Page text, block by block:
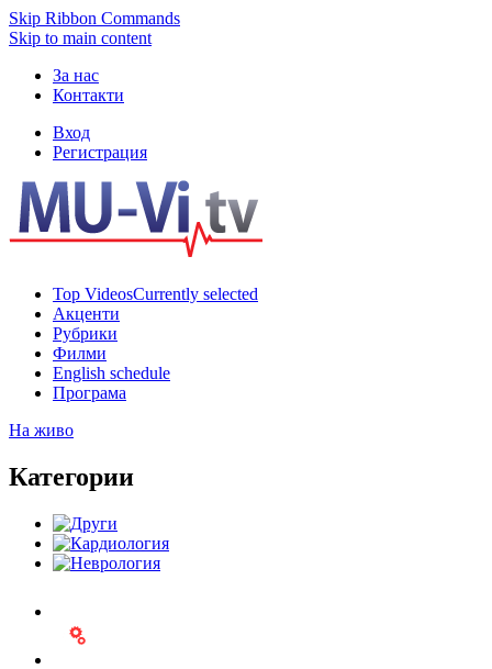
Skip Ribbon Commands
Skip to main content
За нас
Контакти
Вход
Регистрация
Top VideosCurrently selected
Акценти
Рубрики
Филми
English schedule
Програма
На живо
Категории